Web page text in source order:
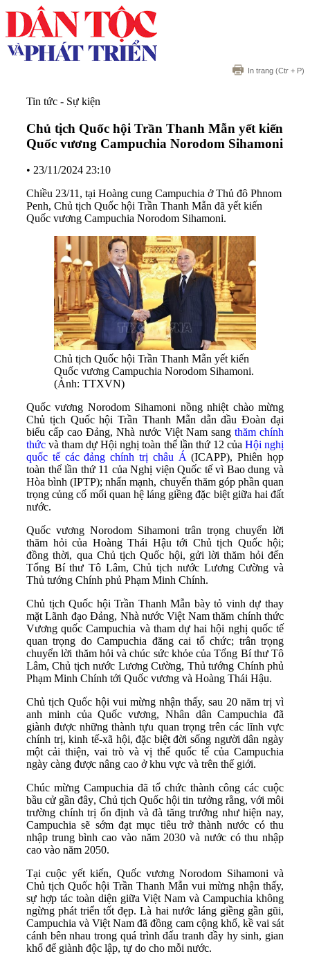
In trang (Ctr + P)
Tin tức - Sự kiện
Chủ tịch Quốc hội Trần Thanh Mẫn yết kiến
Quốc vương Campuchia Norodom Sihamoni
• 23/11/2024 23:10
Chiều 23/11, tại Hoàng cung Campuchia ở Thủ đô Phnom
Penh, Chủ tịch Quốc hội Trần Thanh Mẫn đã yết kiến
Quốc vương Campuchia Norodom Sihamoni.
Chủ tịch Quốc hội Trần Thanh Mẫn yết kiến
Quốc vương Campuchia Norodom Sihamoni.
(Ảnh: TTXVN)
Quốc vương Norodom Sihamoni nồng nhiệt chào mừng
Chủ tịch Quốc hội Trần Thanh Mẫn dẫn đầu Đoàn đại
biểu cấp cao Đảng, Nhà nước Việt Nam sang thăm chính
thức và tham dự Hội nghị toàn thể lần thứ 12 của Hội nghị
quốc tế các đảng chính trị châu Á (ICAPP), Phiên họp
toàn thể lần thứ 11 của Nghị viện Quốc tế vì Bao dung và
Hòa bình (IPTP); nhấn mạnh, chuyến thăm góp phần quan
trọng củng cố mối quan hệ láng giềng đặc biệt giữa hai đất
nước.
Quốc vương Norodom Sihamoni trân trọng chuyển lời
thăm hỏi của Hoàng Thái Hậu tới Chủ tịch Quốc hội;
đồng thời, qua Chủ tịch Quốc hội, gửi lời thăm hỏi đến
Tổng Bí thư Tô Lâm, Chủ tịch nước Lương Cường và
Thủ tướng Chính phủ Phạm Minh Chính.
Chủ tịch Quốc hội Trần Thanh Mẫn bày tỏ vinh dự thay
mặt Lãnh đạo Đảng, Nhà nước Việt Nam thăm chính thức
Vương quốc Campuchia và tham dự hai hội nghị quốc tế
quan trọng do Campuchia đăng cai tổ chức; trân trọng
chuyển lời thăm hỏi và chúc sức khỏe của Tổng Bí thư Tô
Lâm, Chủ tịch nước Lương Cường, Thủ tướng Chính phủ
Phạm Minh Chính tới Quốc vương và Hoàng Thái Hậu.
Chủ tịch Quốc hội vui mừng nhận thấy, sau 20 năm trị vì
anh minh của Quốc vương, Nhân dân Campuchia đã
giành được những thành tựu quan trọng trên các lĩnh vực
chính trị, kinh tế-xã hội, đặc biệt đời sống người dân ngày
một cải thiện, vai trò và vị thế quốc tế của Campuchia
ngày càng được nâng cao ở khu vực và trên thế giới.
Chúc mừng Campuchia đã tổ chức thành công các cuộc
bầu cử gần đây, Chủ tịch Quốc hội tin tưởng rằng, với môi
trường chính trị ổn định và đà tăng trưởng như hiện nay,
Campuchia sẽ sớm đạt mục tiêu trở thành nước có thu
nhập trung bình cao vào năm 2030 và nước có thu nhập
cao vào năm 2050.
Tại cuộc yết kiến, Quốc vương Norodom Sihamoni và
Chủ tịch Quốc hội Trần Thanh Mẫn vui mừng nhận thấy,
sự hợp tác toàn diện giữa Việt Nam và Campuchia không
ngừng phát triển tốt đẹp. Là hai nước láng giềng gần gũi,
Campuchia và Việt Nam đã đồng cam cộng khổ, kề vai sát
cánh bên nhau trong quá trình đấu tranh đầy hy sinh, gian
khổ để giành độc lập, tự do cho mỗi nước.